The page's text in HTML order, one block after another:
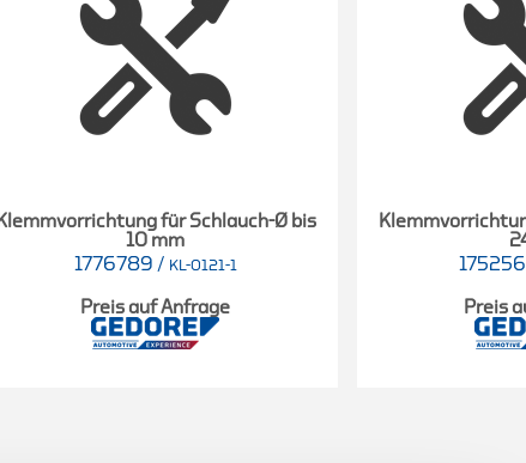
Klemmvorrichtung für Schlauch-Ø bis
10 mm
1776789 / KL-0121-1
Preis auf Anfrage Preis